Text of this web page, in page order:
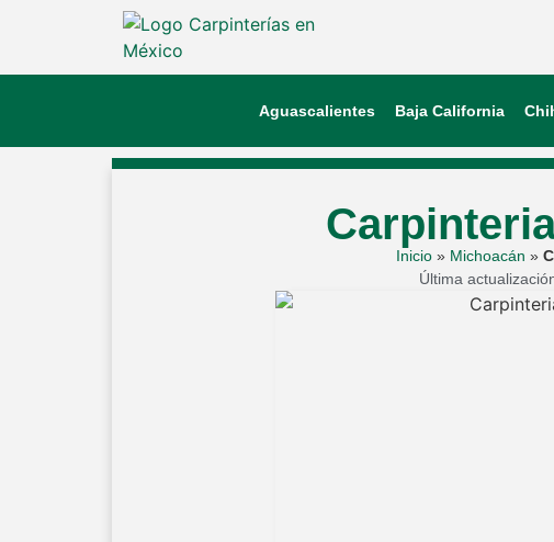
Aguascalientes Baja California
Inicio » Michoacán »
Última